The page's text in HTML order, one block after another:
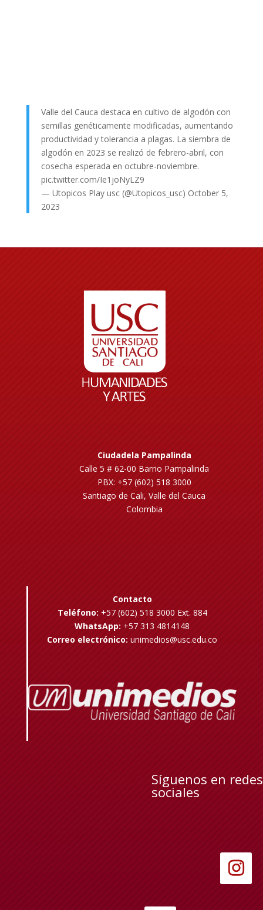
Valle del Cauca destaca en cultivo de algodón con
semillas genéticamente modificadas, aumentando
productividad y tolerancia a plagas. La siembra de
algodón en 2023 se realizó de febrero-abril, con
cosecha esperada en octubre-noviembre.
pic.twitter.com/Ie1joNyLZ9
— Utopicos Play usc (@Utopicos_usc) October 5,
2023
Ciudadela Pampalinda
Calle 5 # 62-00 Barrio Pampalinda
PBX: +57 (602) 518 3000
Santiago de Cali, Valle del Cauca
Colombia
Contacto
Teléfono: +57 (602) 518 3000 Ext. 884
WhatsApp: +57 313 4814148
Correo electrónico: unimedios@usc.edu.co
Síguenos en redes
sociales